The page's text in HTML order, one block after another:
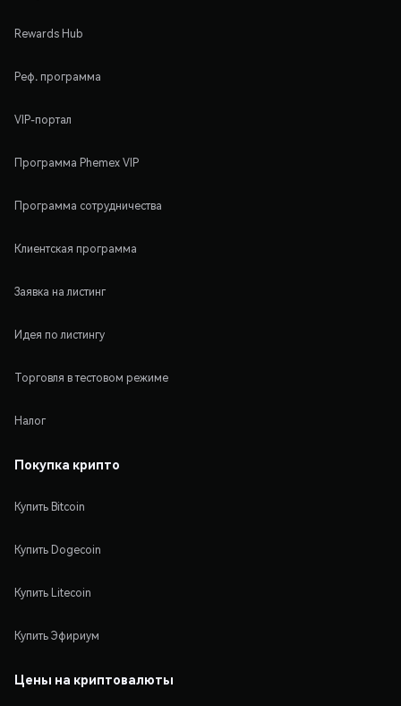
Rewards Hub
Реф. программа
VIP-портал
Программа Phemex VIP
Программа сотрудничества
Клиентская программа
Заявка на листинг
Идея по листингу
Торговля в тестовом режиме
Налог
Покупка крипто
Купить Bitcoin
Купить Dogecoin
Купить Litecoin
Купить Эфириум
Цены на криптовалюты